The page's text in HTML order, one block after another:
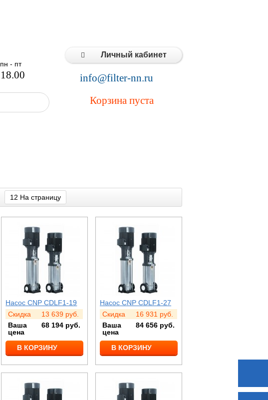
пн - пт
18.00
Личный кабинет
info@filter-nn.ru
Корзина пуста
12 На страницу
Насос CNP CDLF1-19
Скидка
13 639 руб.
Ваша
цена
68 194 руб.
В КОРЗИНУ
Насос CNP CDLF1-27
Скидка
16 931 руб.
Ваша
цена
84 656 руб.
В КОРЗИНУ